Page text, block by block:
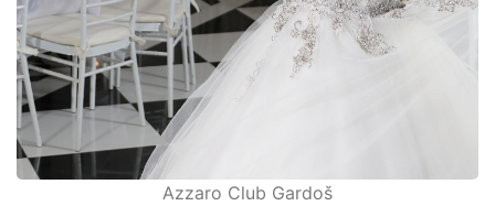
Azzaro Club Gardoš